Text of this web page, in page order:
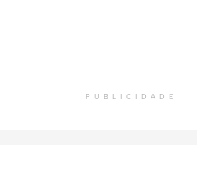
PUBLICIDADE